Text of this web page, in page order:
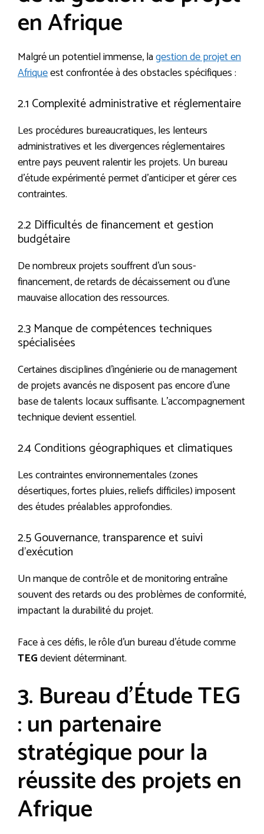
en Afrique
Malgré un potentiel immense, lagestion de projet en
Afriqueest confrontée à des obstacles spécifiques :
2.1 Complexité administrative et réglementaire
Les procédures bureaucratiques, les lenteurs
administratives et les divergences réglementaires
entre pays peuvent ralentir les projets. Un bureau
d’étude expérimenté permet d’anticiper et gérer ces
contraintes.
2.2 Difficultés de financement et gestion
budgétaire
De nombreux projets souffrent d’un sous-
financement, de retards de décaissement ou d’une
mauvaise allocation des ressources.
2.3 Manque de compétences techniques
spécialisées
Certaines disciplines d’ingénierie ou de management
de projets avancés ne disposent pas encore d’une
base de talents locaux suffisante. L’accompagnement
technique devient essentiel.
2.4 Conditions géographiques et climatiques
Les contraintes environnementales (zones
désertiques, fortes pluies, reliefs difficiles) imposent
des études préalables approfondies.
2.5 Gouvernance, transparence et suivi
d’exécution
Un manque de contrôle et de monitoring entraîne
souvent des retards ou des problèmes de conformité,
impactant la durabilité du projet.
Face à ces défis, le rôle d’un bureau d’étude comme
TEGdevient déterminant.
3. Bureau d’Étude TEG
: un partenaire
stratégique pour la
réussite des projets en
Afrique